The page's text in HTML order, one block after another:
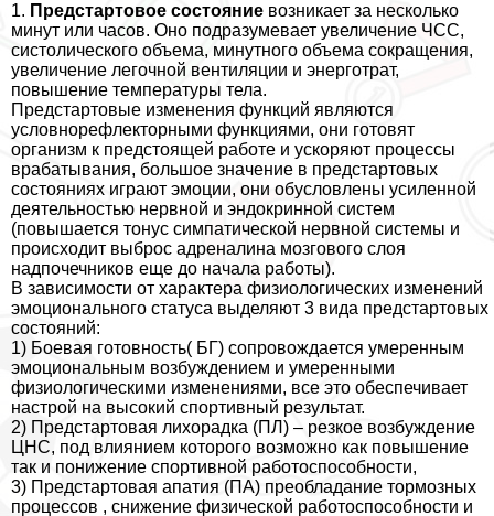
1. Предстартовое состояние возникает за несколько
минут или часов. Оно подразумевает увеличение ЧСС,
систолического объема, минутного объема сокращения,
увеличение легочной вентиляции и энерготрат,
повышение температуры тела.
Предстартовые изменения функций являются
условнорефлекторными функциями, они готовят
организм к предстоящей работе и ускоряют процессы
вpaбатывания, большое значение в предстартовых
состояниях играют эмоции, они обусловлены усиленной
деятельностью нервной и эндокринной систем
(повышается тонус симпатической нервной системы и
происходит выброс адреналина мозгового слоя
надпочечников еще до начала работы).
В зависимости от хаpaктера физиологических изменений
эмоционального статуса выделяют 3 вида предстартовых
состояний:
1) Боевая готовность( БГ) сопровождается умеренным
эмоциональным возбуждением и умеренными
физиологическими изменениями, все это обеспечивает
настрой на высокий спортивный результат.
2) Предстартовая лихорадка (ПЛ) – резкое возбуждение
ЦНС, под влиянием которого возможно как повышение
так и понижение спортивной работоспособности,
3) Предстартовая апатия (ПА) преобладание тормозных
процессов , снижение физической работоспособности и